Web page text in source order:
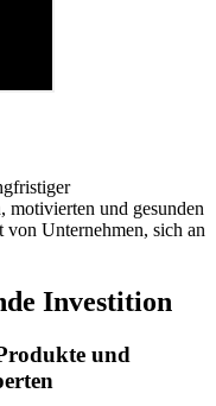
motivierten und gesunden
Unternehmen, sich an
Investition
und